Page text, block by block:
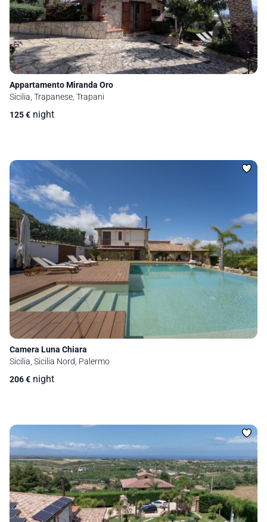
Appartamento Miranda Oro
Sicilia, Trapanese, Trapani
125€ night
Camera Luna Chiara
Sicilia, Sicilia Nord, Palermo
206€ night